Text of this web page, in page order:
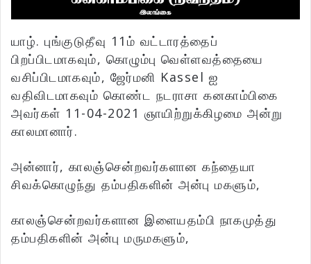
யாழ். புங்குடுதீவு 11ம் வட்டாரத்தைப்
பிறப்பிடமாகவும், கொழும்பு வெள்ளவத்தையை
வசிப்பிடமாகவும், ஜேர்மனி Kassel ஐ
வதிவிடமாகவும் கொண்ட நடராசா கனகாம்பிகை
அவர்கள் 11-04-2021 ஞாயிற்றுக்கிழமை அன்று
காலமானார்.
அன்னார், காலஞ்சென்றவர்களான கந்தையா
சிவக்கொழுந்து தம்பதிகளின் அன்பு மகளும்,
காலஞ்சென்றவர்களான இளையதம்பி நாகமுத்து
தம்பதிகளின் அன்பு மருமகளும்,